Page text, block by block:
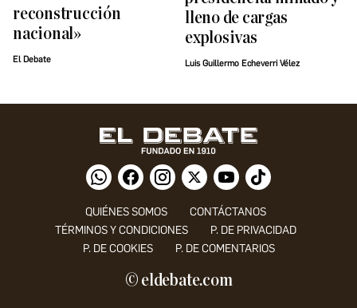
reconstrucción
nacional»
El Debate
lleno de cargas
explosivas
Luis Guillermo Echeverri Vélez
QUIÉNES SOMOS
CONTÁCTANOS
TÉRMINOS Y CONDICIONES
P. DE PRIVACIDAD
P. DE COOKIES
P. DE COMENTARIOS
© eldebate.com